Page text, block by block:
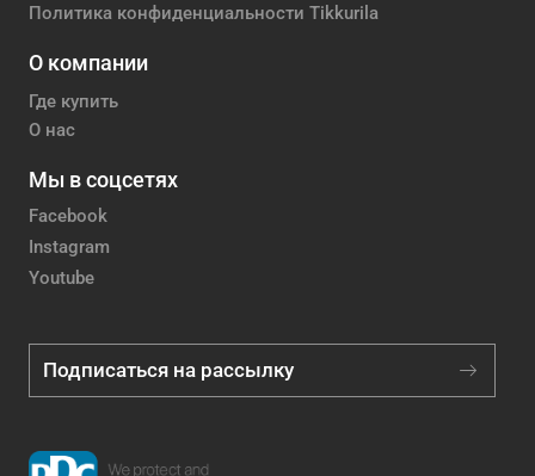
Политика конфиденциальности Tikkurila
О компании
Где купить
О нас
Мы в соцсетях
Facebook
Instagram
Youtube
Подписаться на рассылку